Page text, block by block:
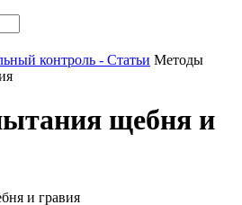
контроль - Статьи Методы
щебня и